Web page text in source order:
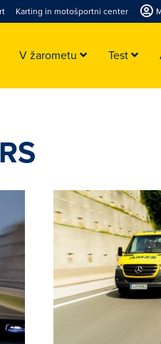
Karting in motošportni center
V žarometu Test